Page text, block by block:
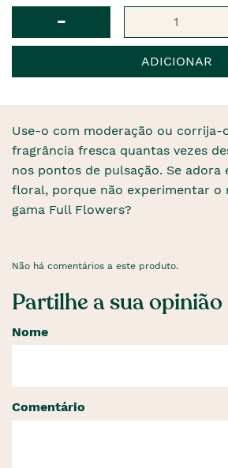
-
ADICIONAR
Use-o com moderação ou corrija-
fragrância fresca quantas vezes
nos pontos de pulsação. Se adora
floral, porque não experimentar o
gama Full Flowers?
Não há comentários a este produto.
Partilhe a sua opinião
Nome
Comentário